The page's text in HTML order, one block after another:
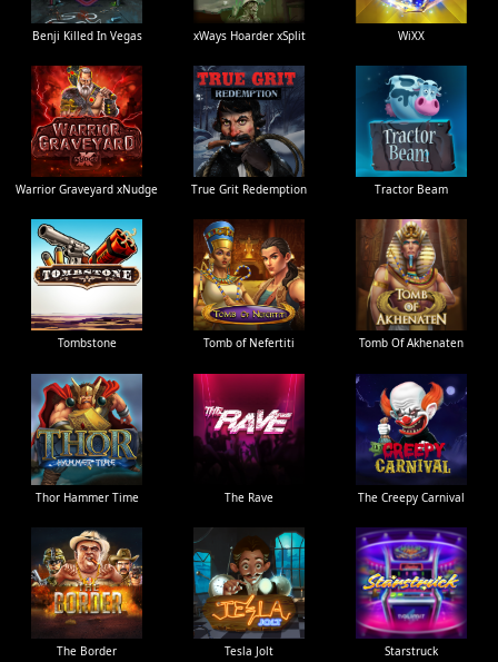
Benji Killed In Vegas xWays Hoarder xSplit WiXX
Warrior Graveyard xNudge True Grit Redemption Tractor Beam
Tombstone Tomb of Nefertiti Tomb Of Akhenaten
Thor Hammer Time The Rave The Creepy Carnival
The Border Tesla Jolt Starstruck